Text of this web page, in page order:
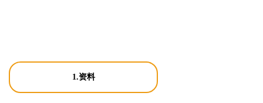
1.资料